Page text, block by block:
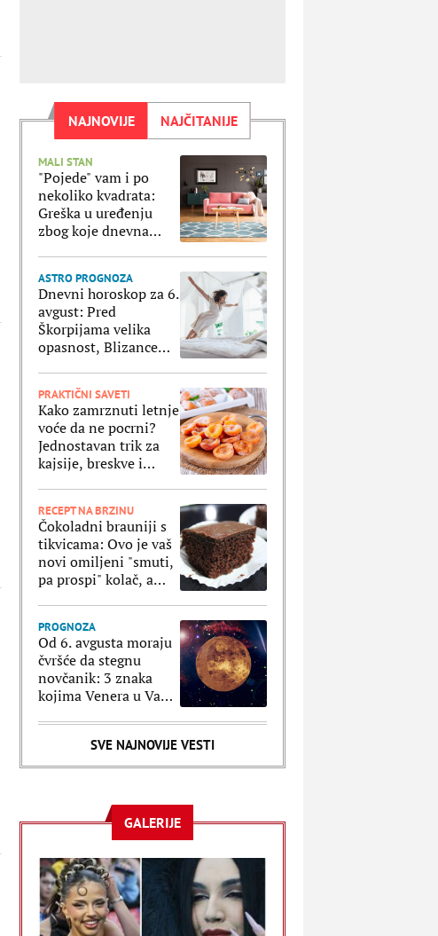
NAJNOVIJE NAJČITANIJE
MALI STAN
"Pojede" vam i po
nekoliko kvadrata:
Greška u uređenju
zbog koje dnevna
ASTRO PROGNOZA
Dnevni horoskop za 6.
avgust: Pred
Škorpijama velika
opasnost, Blizance
PRAKTIČNI SAVETI
Kako zamrznuti letnje
voće da ne pocrni?
Jednostavan trik za
kajsije, breskve i
RECEPT NA BRZINU
Čokoladni brauniji s
tikvicama: Ovo je vaš
novi omiljeni "smuti,
pa prospi" kolač, a
PROGNOZA
Od 6. avgusta moraju
čvršće da stegnu
novčanik: 3 znaka
kojima Venera u Vagi
troškove i brzopletost
SVE NAJNOVIJE VESTI
GALERIJE